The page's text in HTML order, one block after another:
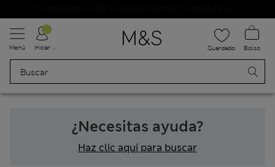
Menú Iniciar sesión Guardado Bolso
¿Necesitas ayuda?
Haz clic aquí para buscar